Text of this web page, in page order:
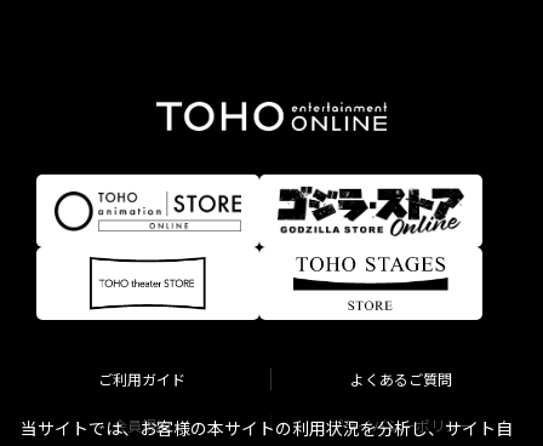
ご利用ガイド よくあるご質問
会員規約 プライバシーポリシー
当サイトでは、お客様の本サイトの利用状況を分析し、サイト自